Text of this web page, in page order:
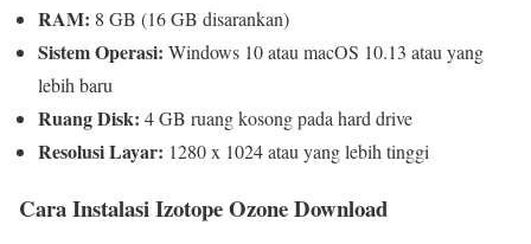
RAM: 8 GB (16 GB disarankan)
Sistem Operasi: Windows 10 atau macOS 10.13 atau yang
lebih baru
Ruang Disk: 4 GB ruang kosong pada hard drive
Resolusi Layar: 1280 x 1024 atau yang lebih tinggi
Cara Instalasi Izotope OzoneDownload